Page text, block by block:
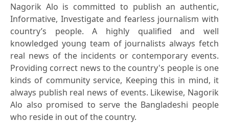
Nagorik Alo is committed to publish an authentic,
Informative, Investigate and fearless journalism with
country’s people. A highly qualified and well
knowledged young team of journalists always fetch
real news of the incidents or contemporary events.
Providing correct news to the country's people is one
kinds of community service, Keeping this in mind, it
always publish real news of events. Likewise, Nagorik
Alo also promised to serve the Bangladeshi people
who reside in out of the country.